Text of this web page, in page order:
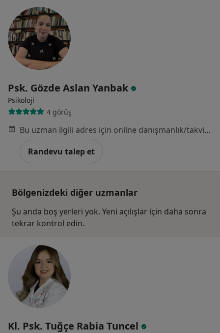
Psk. Gözde Aslan Yanbak
Psikoloji
4 görüş
Bu uzman ilgili adres için online danışmanlık/takvim sunmuyor.
Randevu talep et
Bölgenizdeki diğer uzmanlar
Şu anda boş yerleri yok. Yeni açılışlar için daha sonra
tekrar kontrol edin.
Kl. Psk. Tuğçe Rabia Tuncel